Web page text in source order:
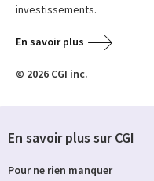
investissements.
En savoir plus
© 2026 CGI inc.
En savoir plus sur CGI
Pour ne rien manquer